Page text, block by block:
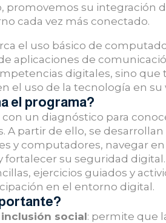
promovemos su integración
cada vez más conectado.
el uso básico de
aplicaciones de
digitales, sino
el uso de la tecnología en su
el programa?
un diagnóstico para
A partir de ello, se
y computadores, navegar
fortalecer su seguridad
ejercicios guiados y
en el entorno digital.
inclusión social: permite que